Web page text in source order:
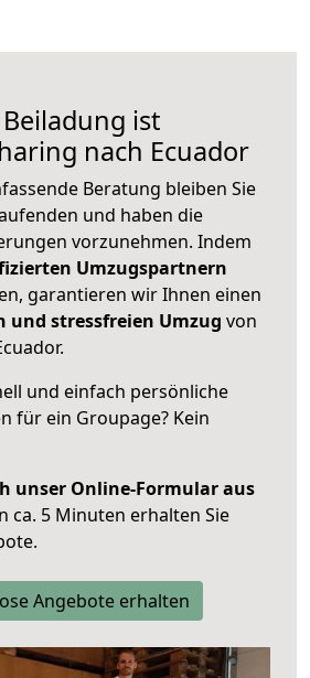
ist
nach Ecuador
Beratung bleiben Sie
und haben die
vorzunehmen. Indem
Umzugspartnern
garantieren wir Ihnen einen
und stressfreien Umzug von
und einfach persönliche
für ein Groupage? Kein
unser Online-Formular aus
ca. 5 Minuten erhalten Sie
Angebote erhalten